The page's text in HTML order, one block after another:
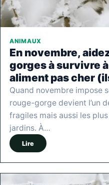
ANIMAUX
En novembre,
gorges à survivre
aliment pas cher
Quand novembre impose
rouge-gorge devient l’un
fragiles mais aussi les
jardins. À…
Lire